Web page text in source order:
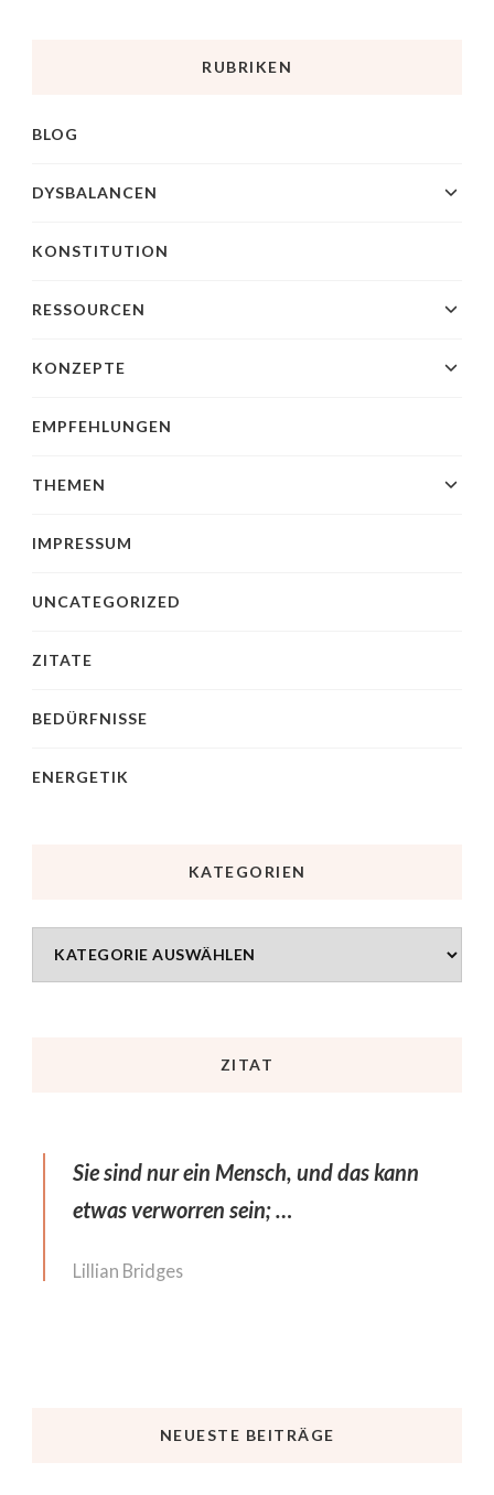
RUBRIKEN
BLOG
DYSBALANCEN
KONSTITUTION
RESSOURCEN
KONZEPTE
EMPFEHLUNGEN
THEMEN
IMPRESSUM
UNCATEGORIZED
ZITATE
BEDÜRFNISSE
ENERGETIK
KATEGORIEN
ZITAT
Sie sind nur ein Mensch, und das kann
etwas verworren sein; …
Lillian Bridges
NEUESTE BEITRÄGE